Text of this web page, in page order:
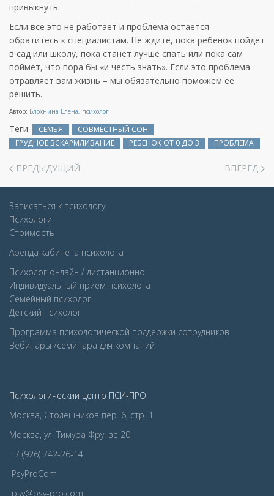
привыкнуть.
Если все это не работает и проблема остается –
обратитесь к специалистам. Не ждите, пока ребенок пойдет
в сад или школу, пока станет лучше спать или пока сам
поймет, что пора бы «и честь знать». Если это проблема
отравляет вам жизнь – мы обязательно поможем ее
решить.
Автор: Блохнина Елена, психолог
Теги: СЕМЬЯ
СОВМЕСТНЫЙ СОН
ГРУДНОЕ ВСКАРМЛИВАНИЕ
РЕБЕНОК ОТ 0 ДО 3 ПРОБЛЕМА
ПРЕДЫДУЩИЙ ВПЕРЕД
Записаться к психологу
Психологи
Стоимость
Аренда кабинета психолога
Психолог онлайн / дистанционно
Индивидуальный прием психолога
Семейный психолог
Детcкий психолог
Программа психологической поддержки сотрудников
Вебинары /семинара для компаний
Психологический центр ПСИ-ПРО
Москва, Столешников пер. 6, стр. 1
Москва, ул. Тимура Фрунзе 20
+7 (926) 742-26-14
PsyProCom
psy@psy-pro.com